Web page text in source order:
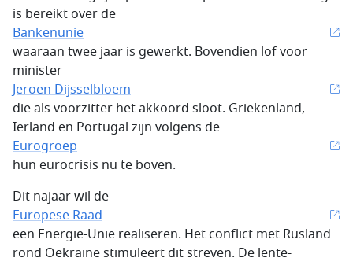
is bereikt over de
Bankenunie
waaraan twee jaar is gewerkt. Bovendien lof voor
minister
Jeroen Dijsselbloem
die als voorzitter het akkoord sloot. Griekenland,
Ierland en Portugal zijn volgens de
Eurogroep
hun eurocrisis nu te boven.
Dit najaar wil de
Europese Raad
een Energie-Unie realiseren. Het conflict met Rusland
rond Oekraïne stimuleert dit streven. De lente-